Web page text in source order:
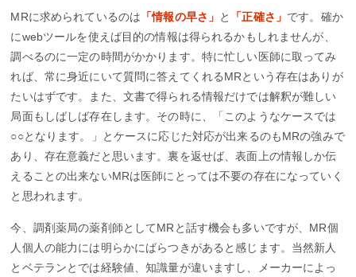
MRに求められているのは 「情報の早さ」 と 「正確さ」 です。確か
にwebツールを使えば目的の情報は得られるかもしれませんが、
調べるのに一定の時間がかかります。特に忙しい医師に取ってみ
れば、常に身近にいて質問に答えてくれるMRという存在はありが
たいはずです。また、文書で得られる情報だけでは解釈が難しい
局面もしばしば存在します。その時に、「このようなケースでは
○○となります。」とケースに応じた対応が出来るのもMRの強みで
あり、存在意義だと思います。裏を返せば、表面上の情報しか伝
えることの出来ないMRは医師にとっては不要の存在になっていく
と思われます。
今、調剤薬局の薬剤師としてMRと話す機会も多いですが、MR個
人個人の能力には明らかにばらつきがあると感じます。当然新人
とベテランとでは経験値、知識量が違いますし、メーカーによっ